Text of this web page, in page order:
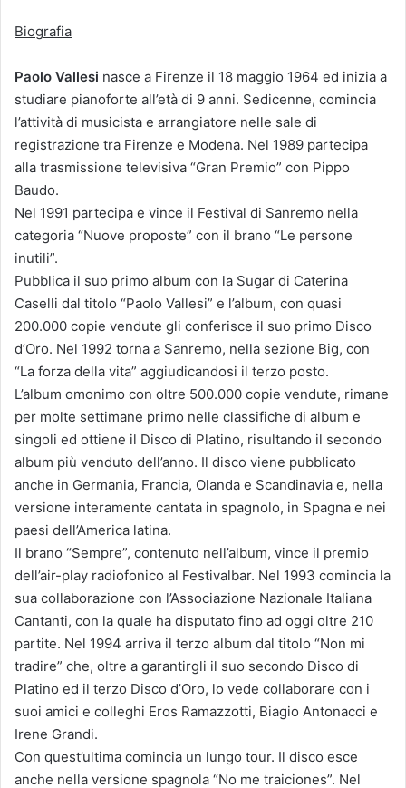
Biografia
Paolo Vallesi nasce a Firenze il 18 maggio 1964 ed inizia a
studiare pianoforte all’età di 9 anni. Sedicenne, comincia
l’attività di musicista e arrangiatore nelle sale di
registrazione tra Firenze e Modena. Nel 1989 partecipa
alla trasmissione televisiva “Gran Premio” con Pippo
Baudo.
Nel 1991 partecipa e vince il Festival di Sanremo nella
categoria “Nuove proposte” con il brano “Le persone
inutili”.
Pubblica il suo primo album con la Sugar di Caterina
Caselli dal titolo “Paolo Vallesi” e l’album, con quasi
200.000 copie vendute gli conferisce il suo primo Disco
d’Oro. Nel 1992 torna a Sanremo, nella sezione Big, con
“La forza della vita” aggiudicandosi il terzo posto.
L’album omonimo con oltre 500.000 copie vendute, rimane
per molte settimane primo nelle classifiche di album e
singoli ed ottiene il Disco di Platino, risultando il secondo
album più venduto dell’anno. Il disco viene pubblicato
anche in Germania, Francia, Olanda e Scandinavia e, nella
versione interamente cantata in spagnolo, in Spagna e nei
paesi dell’America latina.
Il brano “Sempre”, contenuto nell’album, vince il premio
dell’air-play radiofonico al Festivalbar. Nel 1993 comincia la
sua collaborazione con l’Associazione Nazionale Italiana
Cantanti, con la quale ha disputato fino ad oggi oltre 210
partite. Nel 1994 arriva il terzo album dal titolo “Non mi
tradire” che, oltre a garantirgli il suo secondo Disco di
Platino ed il terzo Disco d’Oro, lo vede collaborare con i
suoi amici e colleghi Eros Ramazzotti, Biagio Antonacci e
Irene Grandi.
Con quest’ultima comincia un lungo tour. Il disco esce
anche nella versione spagnola “No me traiciones”. Nel